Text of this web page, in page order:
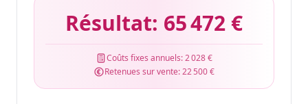
Résultat: 65 472 €
Coûts fixes annuels:2 028 €
Retenues sur vente:22 500 €